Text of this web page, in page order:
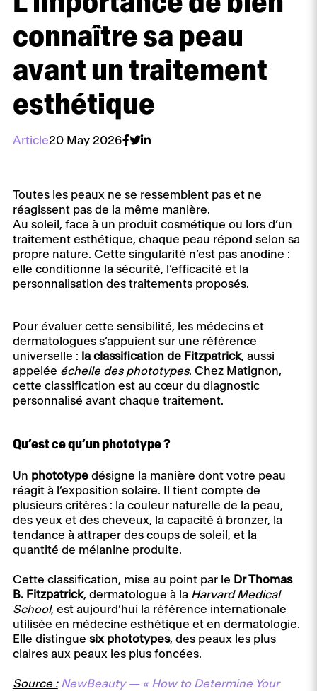
connaître sa peau
avant un traitement
esthétique
Article20 May 2026
Toutes les peaux ne se ressemblent pas et ne
réagissent pas de la même manière.
Au soleil, face à un produit cosmétique ou lors d’un
traitement esthétique, chaque peau répond selon sa
propre nature. Cette singularité n’est pas anodine :
elle conditionne la sécurité, l’efficacité et la
personnalisation des traitements proposés.
Pour évaluer cette sensibilité, les médecins et
dermatologues s’appuient sur une référence
universelle : la classification de Fitzpatrick, aussi
appelée échelle des phototypes. Chez Matignon,
cette classification est au cœur du diagnostic
personnalisé avant chaque traitement.
Qu’est ce qu’un phototype ?
Un phototypedésigne la manière dont votre peau
réagit à l’exposition solaire. Il tient compte de
plusieurs critères : la couleur naturelle de la peau,
des yeux et des cheveux, la capacité à bronzer, la
tendance à attraper des coups de soleil, et la
quantité de mélanine produite.
Cette classification, mise au point par le Dr Thomas
B. Fitzpatrick, dermatologue à la Harvard Medical
School, est aujourd’hui la référence internationale
utilisée en médecine esthétique et en dermatologie.
Elle distingue six phototypes, des peaux les plus
claires aux peaux les plus foncées.
Source :NewBeauty — « How to Determine Your